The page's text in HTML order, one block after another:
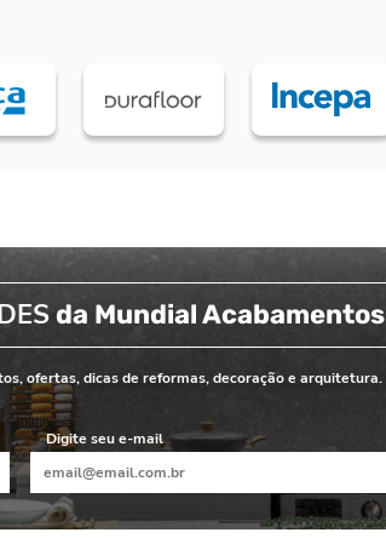
da Mundial Acabamentos
ofertas, dicas de reformas, decoração e arquitetura.
Digite seu e-mail